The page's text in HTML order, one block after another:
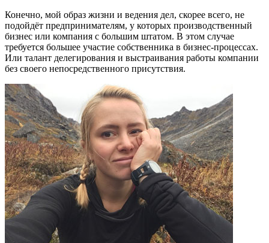
Конечно, мой образ жизни и ведения дел, скорее всего, не
подойдёт предпринимателям, у которых производственный
бизнес или компания с большим штатом. В этом случае
требуется большее участие собственника в бизнес-процессах.
Или талант делегирования и выстраивания работы компании
без своего непосредственного присутствия.